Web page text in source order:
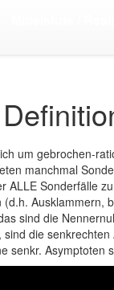
um gebrochen-
manchmal
ALLE Sonderfälle
(d.h.
sind die
die
senkr. Asymptoten